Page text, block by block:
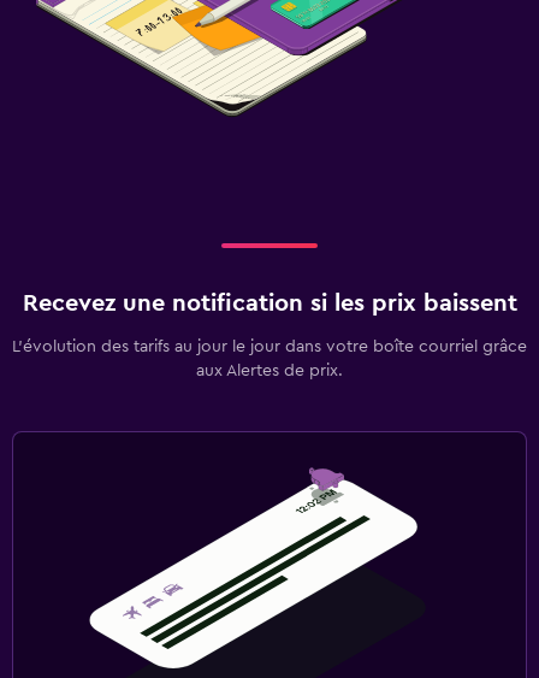
Recevez une notification si les prix baissent
L’évolution des tarifs au jour le jour dans votre boîte courriel grâce
aux Alertes de prix.